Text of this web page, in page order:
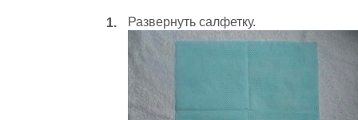
Развернуть салфетку.